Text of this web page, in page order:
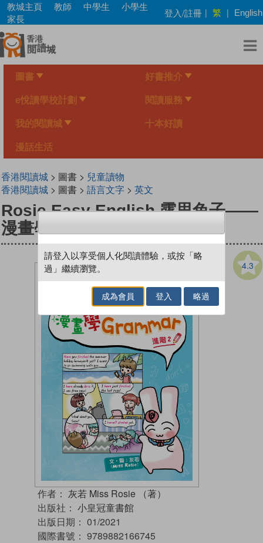
Skip
main
content
教城主頁 教師 中學生
小學生
家長
登入/註冊 | 繁 | English
圖書 好書推介
e悅讀學校計劃 閱讀服務
我的閱讀城 十本好讀
漫話生活
香港閱讀城> 圖書 > 兒童讀物
香港閱讀城> 圖書 > 語言文字> 英文
Rosie Easy English 露思兔子——
漫畫學Grammar（進階2）
4.3
作者： 灰若 Miss Rosie （著）
出版社： 小皇冠童書館
出版日期： 01/2021
國際書號： 9789882166745
請登入以享受個人化閱讀體驗，或按「略
過」繼續瀏覽。
成為會員 登入 略過